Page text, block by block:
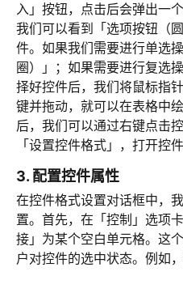
入」按钮，点击后会弹出一
我们可以看到「选项按钮（
件。如果我们需要进行单选
圈）」；如果需要进行复选
择好控件后，我们将鼠标指
键并拖动，就可以在表格中
后，我们可以通过右键点击
「设置控件格式」，打开控
3. 配置控件属性
在控件格式设置对话框中，
置。首先，在「控制」选项
接」为某个空白单元格。这
户对控件的选中状态。例如